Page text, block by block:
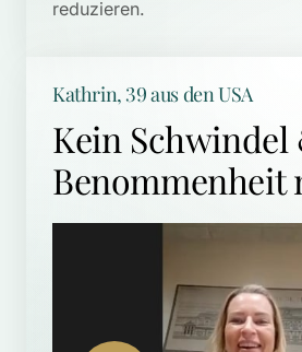
reduzieren.
Kathrin, 39 aus den USA
Kein Schwindel
Benommenheit